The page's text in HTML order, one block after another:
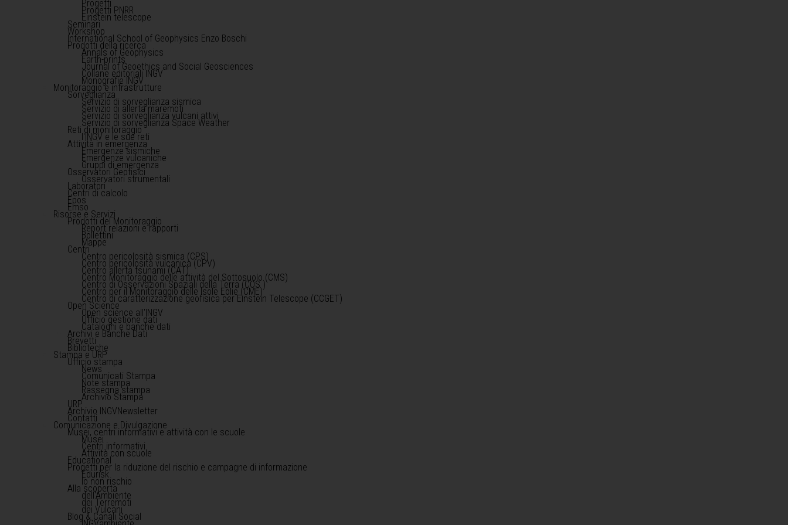
Progetti
Progetti PNRR
Einstein telescope
Seminari
Workshop
International School of Geophysics Enzo Boschi
Prodotti della ricerca
Annals of Geophysics
Earth-prints
Journal of Geoethics and Social Geosciences
Collane editoriali INGV
Monografie INGV
Monitoraggio e infrastrutture
Sorveglianza
Servizio di sorveglianza sismica
Servizio di allerta maremoti
Servizio di sorveglianza vulcani attivi
Servizio di sorveglianza Space Weather
Reti di monitoraggio
l'INGV e le sue reti
Attività in emergenza
Emergenze sismiche
Emergenze vulcaniche
Gruppi di emergenza
Osservatori Geofisici
Osservatori strumentali
Laboratori
Centri di calcolo
Epos
Emso
Risorse e Servizi
Prodotti del Monitoraggio
Report relazioni e rapporti
Bollettini
Mappe
Centri
Centro pericolosità sismica (CPS)
Centro pericolosità vulcanica (CPV)
Centro allerta tsunami (CAT)
Centro Monitoraggio delle attività del Sottosuolo (CMS)
Centro di Osservazioni Spaziali della Terra (COS )
Centro per il Monitoraggio delle Isole Eolie (CME)
Centro di caratterizzazione geofisica per Einstein Telescope (CCGET)
Open Science
Open science all'INGV
Ufficio gestione dati
Cataloghi e banche dati
Archivi e Banche Dati
Brevetti
Biblioteche
Stampa e URP
Ufficio stampa
News
Comunicati Stampa
Note stampa
Rassegna stampa
Archivio Stampa
URP
Archivio INGVNewsletter
Contatti
Comunicazione e Divulgazione
Musei, centri informativi e attività con le scuole
Musei
Centri informativi
Attività con scuole
Educational
Progetti per la riduzione del rischio e campagne di informazione
Edurisk
Io non rischio
Alla scoperta
dell'Ambiente
dei Terremoti
dei Vulcani
Blog & Canali Social